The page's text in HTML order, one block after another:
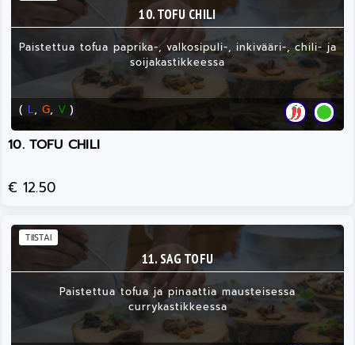
10. TOFU CHILI
Paistettua tofua paprika-, valkosipuli-, inkivääri-, chili- ja
soijakastikkeessa
( L, G, V )
10. TOFU CHILI
€ 12.50
11. SAG TOFU
Paistettua tofua ja pinaattia mausteisessa
currykastikkeessa
TIISTAI